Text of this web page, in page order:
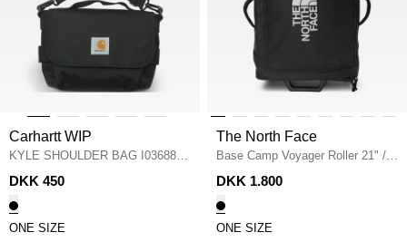
Carhartt WIP
KYLE SHOULDER BAG I036881
BAGS / BLACK
DKK 450
ONE SIZE
The North Face
Base Camp Voyager Roller 21" /
BLACK
DKK 1.800
ONE SIZE